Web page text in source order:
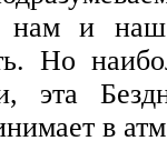
нам и
Но
эта
в